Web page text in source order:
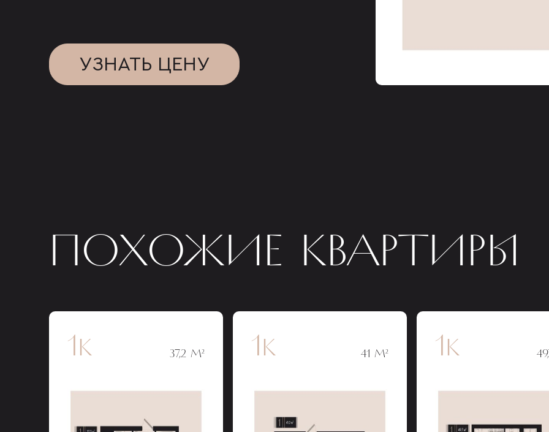
УЗНАТЬ ЦЕНУ
ПОХОЖИЕ КВАРТИРЫ
1к 37,2 М² 1к 41 М² 1к